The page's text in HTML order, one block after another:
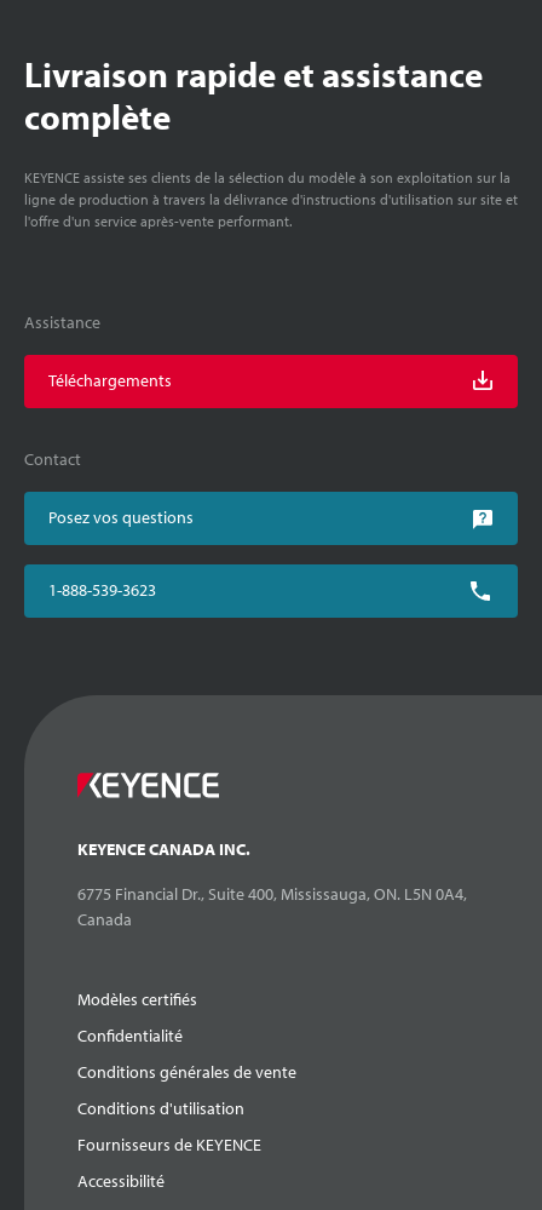
Livraison rapide et assistance
complète
KEYENCE assiste ses clients de la sélection du modèle à son exploitation sur la
ligne de production à travers la délivrance d'instructions d'utilisation sur site et
l'offre d'un service après-vente performant.
Assistance
Téléchargements
Contact
Posez vos questions
1-888-539-3623
KEYENCE CANADA INC.
6775 Financial Dr., Suite 400, Mississauga, ON. L5N 0A4,
Canada
Modèles certifiés
Confidentialité
Conditions générales de vente
Conditions d'utilisation
Fournisseurs de KEYENCE
Accessibilité